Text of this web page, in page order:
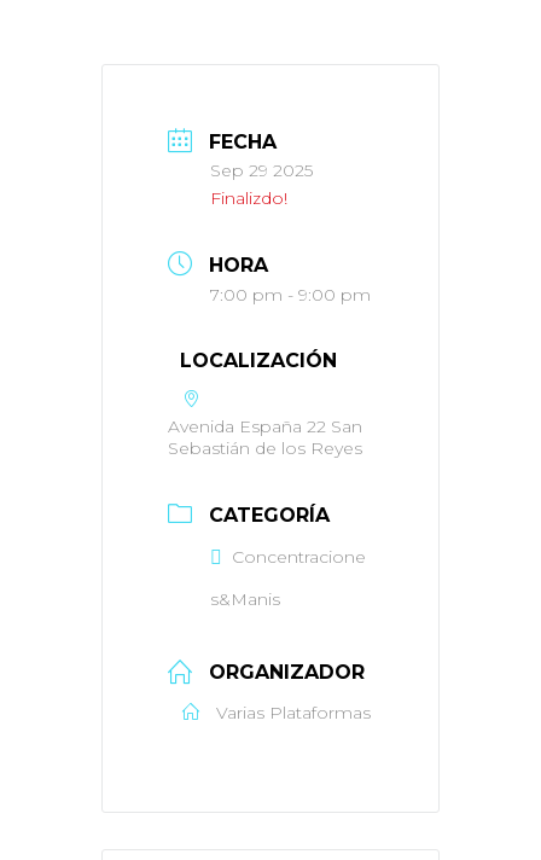
FECHA
Sep 29 2025
Finalizdo!
HORA
7:00 pm - 9:00 pm
LOCALIZACIÓN
Avenida España 22 San
Sebastián de los Reyes
CATEGORÍA
Concentracione
s&Manis
ORGANIZADOR
Varias Plataformas